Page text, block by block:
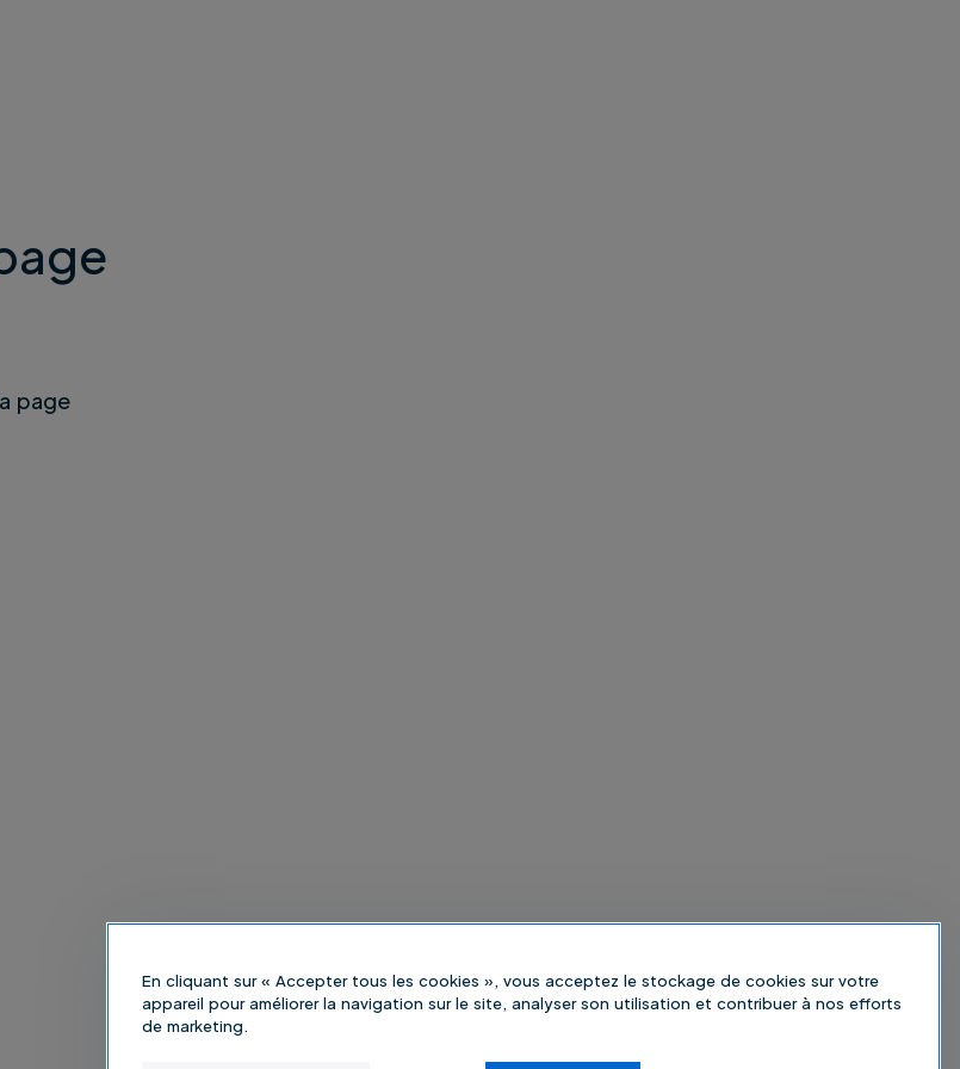
page
En cliquant sur « Accepter tous les cookies », vous acceptez le stockage de cookies sur votre
appareil pour améliorer la navigation sur le site, analyser son utilisation et contribuer à nos efforts
de marketing.